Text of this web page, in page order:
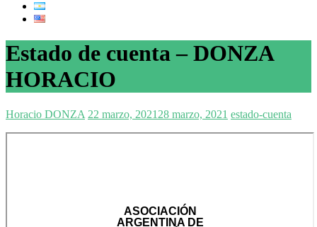
Estado de cuenta – DONZA
HORACIO
Horacio DONZA 22 marzo, 2021 28 marzo, 2021 estado-cuenta